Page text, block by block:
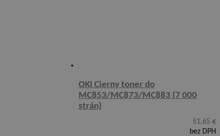
OKI Cierny toner do
MC853/MC873/MC883 (7 000
strán)
51,65 €
bez DPH